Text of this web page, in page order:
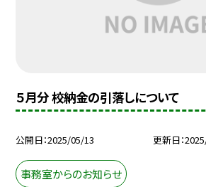
５月分 校納金の引落しについて
公開日 2025/05/13 更新日
事務室からのお知らせ